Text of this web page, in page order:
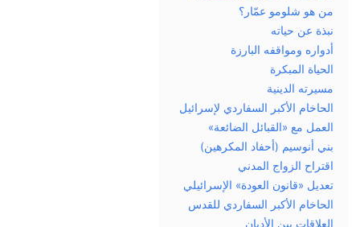
من هو شلومو عمّار؟
نبذة عن حياته
أدواره ومواقفه البارزة
الحياة المبكرة
مسيرته الدينية
الحاخام الأكبر السفاردي لإسرائيل
العمل مع «القبائل الضائعة»
بني أنوسيم (أحفاد المكرهين)
اقتراح الزواج المدني
تعديل «قانون العودة» الإسرائيلي
الحاخام الأكبر السفاردي للقدس
العلاقات بين الأديان